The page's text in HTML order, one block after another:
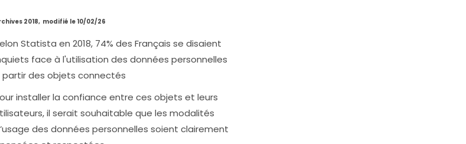
2018, modifié le 10/02/26
Statista en 2018, 74% des Français se disaient
face à l'utilisation des données personnelles
partir des objets connectés
installer la confiance entre ces objets et leurs
il serait souhaitable que les modalités
des données personnelles soient clairement